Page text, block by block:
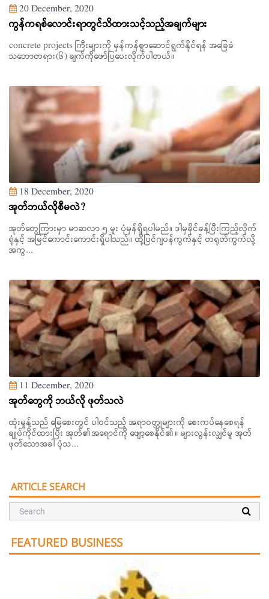
20 December, 2020
ကွန်ကရစ်လောင်းရာတွင်သိထားသင့်သည့်အချက်များ
concrete projects ကြီးများကို မှန်ကန်စွာဆောင်ရွက်နိုင်ရန် အခြေခံ
သဘောတရား(၆) ချက်ကိုဖော်ပြပေးလိုက်ပါတယ်။
18 December, 2020
အုတ်ဘယ်လိုစီမလဲ?
အုတ်တွေကြားမှာ မာဆလာ ၅ မူး ပုံမှန်ရှိရပါမည်။ ဒါမှခိုင်ခန့်ပြီးကြည့်လိုက်
ရုံနှင့် အမြင်ကောင်းကောင်းရှိပါသည်။ ထို့ပြင်ဂျပန်ကွက်နှင့် တရုတ်ကွက်လို့
အကွ...
11 December, 2020
အုတ်တွေကို ဘယ်လို ဖုတ်သလဲ
ထုံးမှုန့်သည် မြေစေးတွင် ပါဝင်သည့် အရာဝတ္တုများကို စေးကပ်နေစေရန်
ချုပ်ကိုင်ထားပြီး အုတ်၏အရောင်ကို ဖျော့စေနိုင်၏။ များလွန်းလျှင်မူ အုတ်
ဖုတ်သောအခါ ပုံသ...
ARTICLE SEARCH
FEATURED BUSINESS